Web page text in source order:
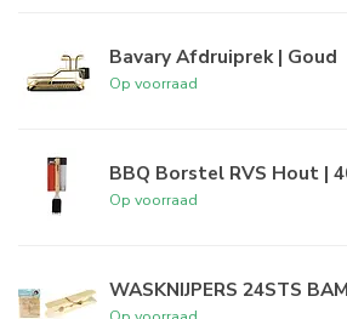
Bavary Afdruiprek | Goud
Op voorraad
BBQ Borstel RVS Hout |
Op voorraad
WASKNIJPERS 24STS